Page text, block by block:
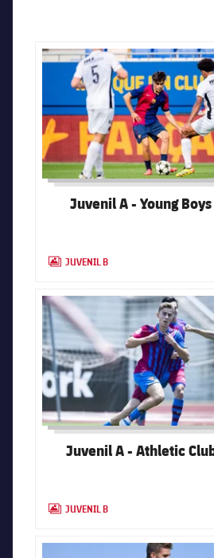
FC Barcelona club badge
Juvenil A - Young
LABEL.ARIA.GALLERY
JUVENIL B
FC Barcelona club badge
Juvenil A - Athletic
LABEL.ARIA.GALLERY
JUVENIL B
FC Barcelona club badge